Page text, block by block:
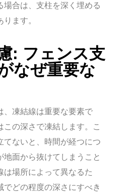
場合は、支柱を深く埋める
ます。
: フェンス支
なぜ重要な
、凍結線は重要な要素で
この深さで凍結します。こ
てないと、時間が経つにつ
地面から抜けてしまうこと
は場所によって異なるた
でどの程度の深さにすべき